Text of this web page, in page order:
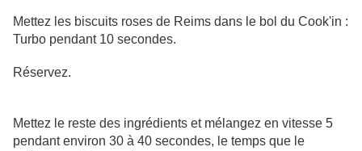
Mettez les biscuits roses de Reims dans le bol du Cook'in :
Turbo pendant 10 secondes.
Réservez.
Mettez le reste des ingrédients et mélangez en vitesse 5
pendant environ 30 à 40 secondes, le temps que le